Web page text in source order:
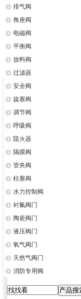
排气阀
角座阀
电磁阀
平衡阀
放料阀
过滤器
安全阀
旋塞阀
调节阀
呼吸阀
阻火器
隔膜阀
管夹阀
柱塞阀
水力控制阀
衬氟阀门
陶瓷阀门
液压阀门
氧气阀门
天然气阀门
消防专用阀